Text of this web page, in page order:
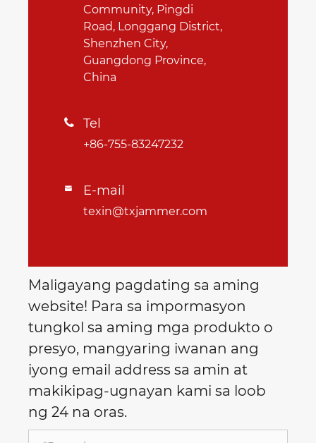
Community, Pingdi
Road, Longgang District,
Shenzhen City,
Guangdong Province,
China
 Tel
+86-755-83247232
 E-mail
texin@txjammer.com
Maligayang pagdating sa aming
website! Para sa impormasyon
tungkol sa aming mga produkto o
presyo, mangyaring iwanan ang
iyong email address sa amin at
makikipag-ugnayan kami sa loob
ng 24 na oras.